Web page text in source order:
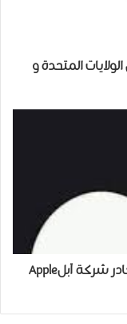
ﺍﻟﻤﺘﺤﺪﺓ و
ثالث أكبر مسؤول تنفيذي في C-Suite يغادر شركة آبلApple